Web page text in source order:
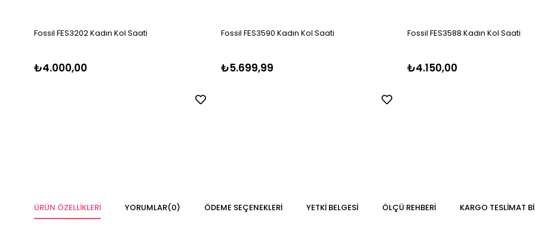
Fossil FES3202 Kadın Kol Saati
₺4.000,00
Fossil FES3590 Kadın Kol Saati
₺5.699,99
Fossil FES3588 Kadın Kol Saati
₺4.150,00
ÜRÜN ÖZELLIKLERI YORUMLAR(0) ÖDEME SEÇENEKLERI YETKİ BELGESİ ÖLÇÜ REHBERI KARGO TESLIMAT